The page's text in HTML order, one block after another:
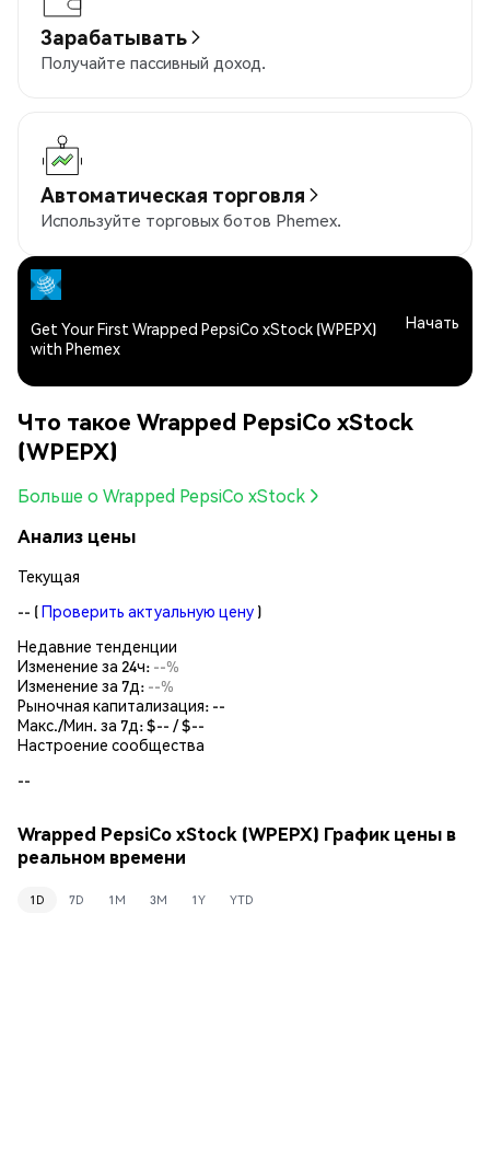
Зарабатывать
Получайте пассивный доход.
Автоматическая торговля
Используйте торговых ботов Phemex.
Get Your First Wrapped PepsiCo xStock (WPEPX)
with Phemex
Начать
Что такое Wrapped PepsiCo xStock
(WPEPX)
Больше о Wrapped PepsiCo xStock
Анализ цены
Текущая
-- (Проверить актуальную цену )
Недавние тенденции
Изменение за 24ч: --%
Изменение за 7д: --%
Рыночная капитализация: --
Макс./Мин. за 7д: $-- / $--
Настроение сообщества
--
Wrapped PepsiCo xStock (WPEPX) График цены в
реальном времени
1D 7D 1M 3M 1Y YTD